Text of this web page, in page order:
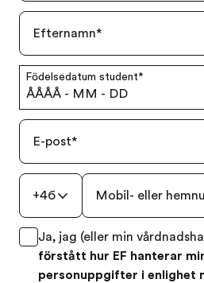
Efternamn*
Födelsedatum student*
ÅÅÅÅ - MM - DD
E-post*
+46 Mobil- eller
Ja, jag (eller min
förstått hur EF hanterar
personuppgifter i enlighet